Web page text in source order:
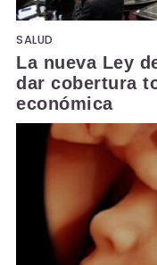
SALUD
La nueva Ley
dar cobertura
económica